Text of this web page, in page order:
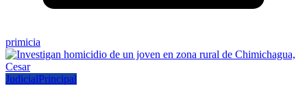
primicia
JudicialPrincipal